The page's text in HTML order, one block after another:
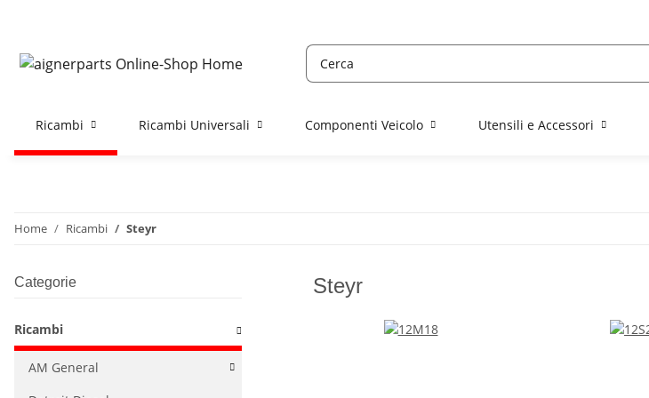
Ricambi Ricambi Universali Componenti Veicolo Utensili e Accessori
Home Ricambi Steyr
Steyr
Categorie
Ricambi
AM General